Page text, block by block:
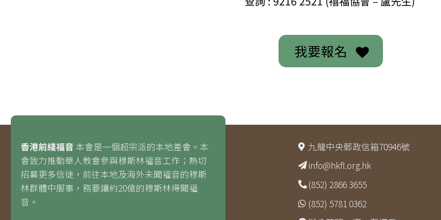
我要報名
香港前綫福音 本會是一個超宗派的本地差會。本
會致力推動華人教會參與穆斯林福音工作；熱切
招募更多信徒，前往本地及海外未聞福音的穆斯
林群體中服事，務要讓約20億的穆斯林得聞福
音。
九龍中央郵政信箱70946號
info@hkfl.org.hk
(852) 2866 3655
(852) 5781 0362